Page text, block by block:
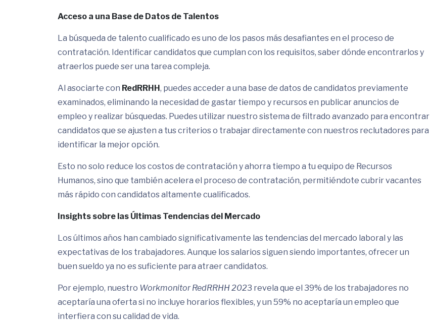
Acceso a una Base de Datos de Talentos
La búsqueda de talento cualificado es uno de los pasos más desafiantes en el proceso de
contratación. Identificar candidatos que cumplan con los requisitos, saber dónde encontrarlos y
atraerlos puede ser una tarea compleja.
Al asociarte con RedRRHH, puedes acceder a una base de datos de candidatos previamente
examinados, eliminando la necesidad de gastar tiempo y recursos en publicar anuncios de
empleo y realizar búsquedas. Puedes utilizar nuestro sistema de filtrado avanzado para encontrar
candidatos que se ajusten a tus criterios o trabajar directamente con nuestros reclutadores para
identificar la mejor opción.
Esto no solo reduce los costos de contratación y ahorra tiempo a tu equipo de Recursos
Humanos, sino que también acelera el proceso de contratación, permitiéndote cubrir vacantes
más rápido con candidatos altamente cualificados.
Insights sobre las Últimas Tendencias del Mercado
Los últimos años han cambiado significativamente las tendencias del mercado laboral y las
expectativas de los trabajadores. Aunque los salarios siguen siendo importantes, ofrecer un
buen sueldo ya no es suficiente para atraer candidatos.
Por ejemplo, nuestro Workmonitor RedRRHH 2023 revela que el 39% de los trabajadores no
aceptaría una oferta si no incluye horarios flexibles, y un 59% no aceptaría un empleo que
interfiera con su calidad de vida.